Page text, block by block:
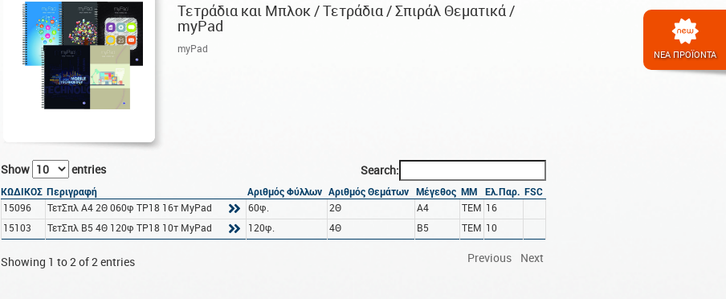
ΝΕΑ ΠΡΟΪΟΝΤΑ
Τετράδια και Μπλοκ / Τετράδια / Σπιράλ Θεματικά /
myPad
myPad
Show entries Search:
ΚΩΔΙΚΟΣ Περιγραφή Αριθμός Φύλλων Αριθμός Θεμάτων Μέγεθος ΜΜ Ελ.Παρ. FSC
15096
ΤετΣπλ A4 2Θ 060φ TP18 16τ MyPad 60φ. 2Θ A4 ΤΕΜ 16
15103
ΤετΣπλ B5 4Θ 120φ TP18 10τ MyPad 120φ. 4Θ B5 ΤΕΜ 10
Showing 1 to 2 of 2 entries Previous Next